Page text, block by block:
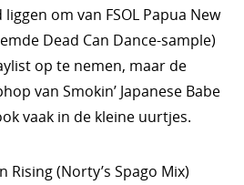
om van FSOL Papua New
Dead Can Dance-sample)
op te nemen, maar de
van Smokin’ Japanese Babe
vaak in de kleine uurtjes.
Rising (Norty’s Spago Mix)